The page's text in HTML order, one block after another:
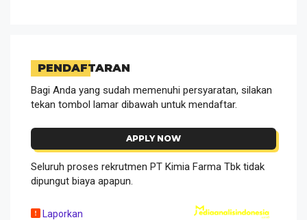
PENDAFTARAN
Bagi Anda yang sudah memenuhi persyaratan, silakan
tekan tombol lamar dibawah untuk mendaftar.
APPLY NOW
Seluruh proses rekrutmen PT Kimia Farma Tbk tidak
dipungut biaya apapun.
Laporkan